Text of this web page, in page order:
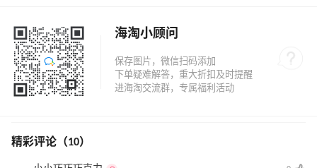
海淘小顾问
精彩评论（10）